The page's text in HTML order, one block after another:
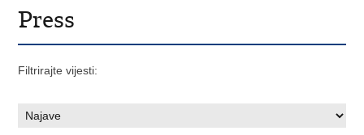
Press
Filtrirajte vijesti: